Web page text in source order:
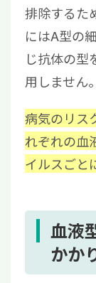
排除するた
にはA型の
じ抗体の型
用しません。
病気のリス
れぞれの血
イルスごと
血液
かか